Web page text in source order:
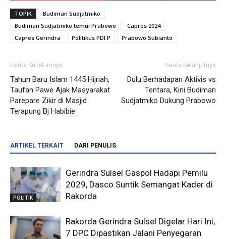
TOPIK
Budiman Sudjatmiko
Budiman Sudjatmiko temui Prabowo
Capres 2024
Capres Gerindra
Politikus PDI P Prabowo Subianto
Berita Sebelumnya
Tahun Baru Islam 1445 Hijriah,
Taufan Pawe Ajak Masyarakat
Parepare Zikir di Masjid
Terapung Bj Habibie
Berita Selanjutnya
Dulu Berhadapan Aktivis vs
Tentara, Kini Budiman
Sudjatmiko Dukung Prabowo
ARTIKEL TERKAIT DARI PENULIS
POLITIK
Gerindra Sulsel Gaspol Hadapi Pemilu
2029, Dasco Suntik Semangat Kader di
Rakorda
Rakorda Gerindra Sulsel Digelar Hari Ini,
7 DPC Dipastikan Jalani Penyegaran